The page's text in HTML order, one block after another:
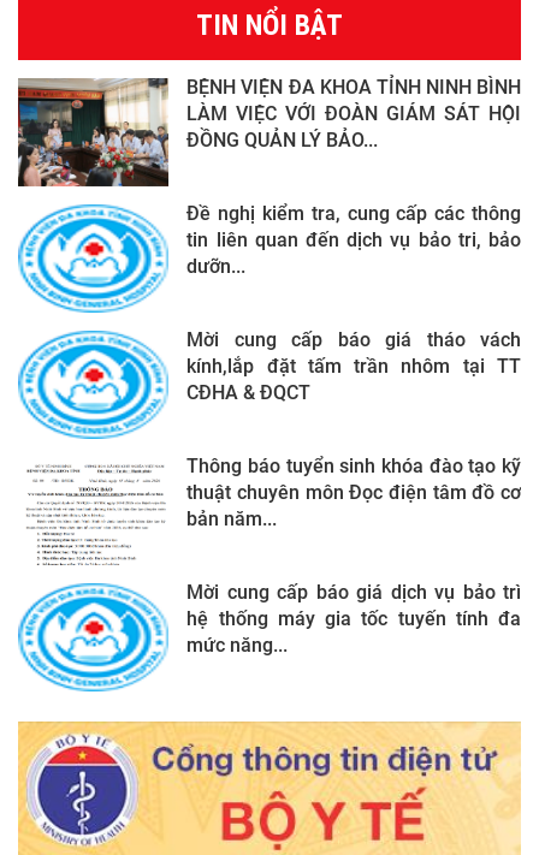
TIN NỔI BẬT
BỆNH VIỆN ĐA KHOA TỈNH NINH BÌNH
LÀM VIỆC VỚI ĐOÀN GIÁM SÁT HỘI
ĐỒNG QUẢN LÝ BẢO...
Đề nghị kiểm tra, cung cấp các thông
tin liên quan đến dịch vụ bảo tri, bảo
dưỡn...
Mời cung cấp báo giá tháo vách
kính,lắp đặt tấm trần nhôm tại TT
CĐHA & ĐQCT
Thông báo tuyển sinh khóa đào tạo kỹ
thuật chuyên môn Đọc điện tâm đồ cơ
bản năm...
Mời cung cấp báo giá dịch vụ bảo trì
hệ thống máy gia tốc tuyến tính đa
mức năng...